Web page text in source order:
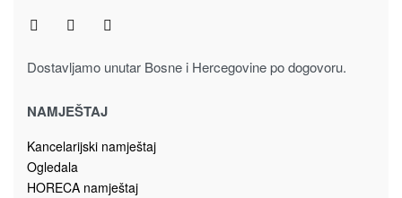
Dostavljamo unutar Bosne i Hercegovine po dogovoru.
NAMJEŠTAJ
Kancelarijski namještaj
Ogledala
HORECA namještaj